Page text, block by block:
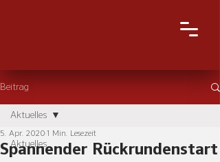
Beitrag
Aktuelles
Aktuelles
Spannender Rückrundenstart
5. Apr. 2020 1 Min. Lesezeit